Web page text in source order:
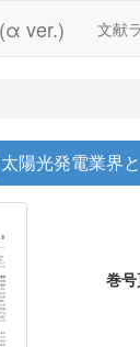
ver.) 文献
太陽光発電業界
巻